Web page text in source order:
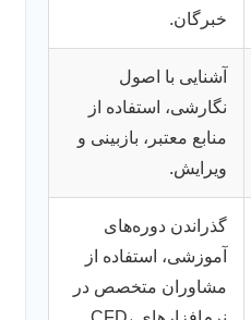
خبرگان.
آشنایی با اصول
نگارشی، استفاده از
منابع معتبر، بازبینی و
ویرایش.
گذراندن دوره‌های
آموزشی، استفاده از
مشاوران متخصص در